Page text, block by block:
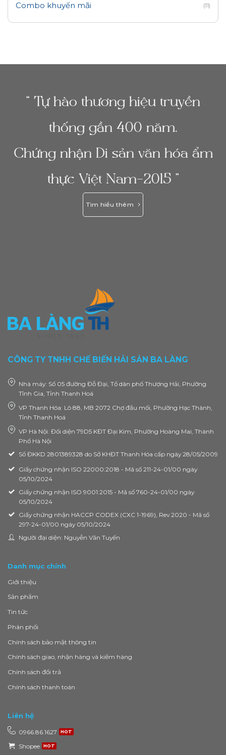
Combo khuyến mãi (11)
“ Tự hào thương hiệu truyền
thống gần 400 năm.
Chứng nhận Di sản văn hóa ẩm
thực Việt Nam-2015 ”
Tìm hiểu thêm
CÔNG TY TNHH CHẾ BIẾN HẢI SẢN BA LÀNG
Nhà máy: Số 05 đường Đỗ Đại, Tổ dân phố Thượng Hải, Phường
Tĩnh Gia, Tỉnh Thanh Hoá
VP Thanh Hóa: Lô 88, MB 2072 Chợ đầu mối, Phường Hạc Thành,
Tỉnh Thanh Hoá
VP Hà Nội: Đối diện 79D5 KĐT Đại Kim, Phường Hoàng Mai, Thành
Phố Hà Nội
Số ĐKKD 2801389328 do Sở KHĐT Thanh Hóa cấp ngày 28/05/2009
Giấy chứng nhận ISO 22000:2018 - Mã số 211-24-01/00 ngày
05/10/2024
Giấy chứng nhận ISO 9001:2015 - Mã số 760-24-01/00 ngày
05/10/2024
Giấy chứng nhận HACCP CODEX (CXC 1-1969), Rev 2020 - Mã số
297-24-01/00 ngày 05/10/2024
Người đại diện: Nguyễn Văn Tuyến
Danh mục chính
Giới thiệu
Sản phẩm
Tin tức
Phân phối
Chính sách bảo mật thông tin
Chính sách giao, nhận hàng và kiểm hàng
Chính sách đổi trả
Chính sách thanh toán
Liên hệ
0966.86.1627
Shopee